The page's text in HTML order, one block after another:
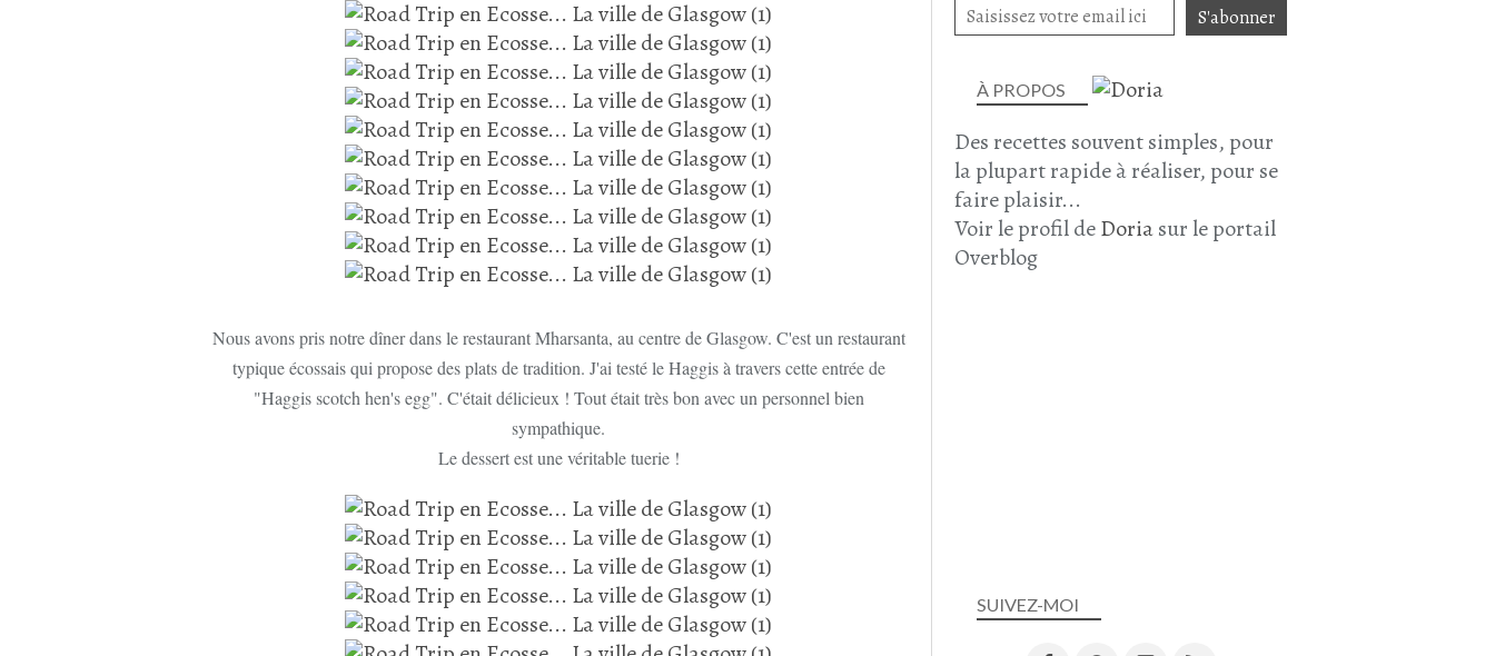
Nous avons pris notre dîner dans le restaurant Mharsanta, au centre de Glasgow. C'est un restaurant
typique écossais qui propose des plats de tradition. J'ai testé le Haggis à travers cette entrée de
"Haggis scotch hen's egg". C'était délicieux ! Tout était très bon avec un personnel bien
sympathique.
Le dessert est une véritable tuerie !
SUIVEZ-MOI
À PROPOS
Des recettes souvent simples, pour
la plupart rapide à réaliser, pour se
faire plaisir...
Voir le profil deDoriasur le portail
Overblog